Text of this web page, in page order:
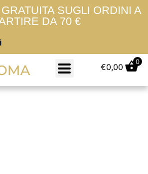
SUGLI ORDINI A
DA 70 €
€0,00
0